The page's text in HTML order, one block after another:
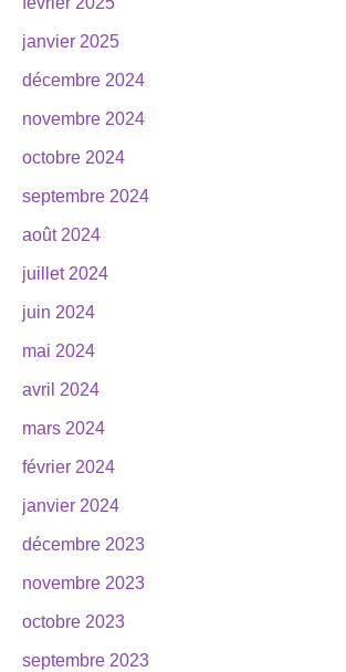
janvier 2025
décembre 2024
novembre 2024
octobre 2024
septembre 2024
août 2024
juillet 2024
juin 2024
mai 2024
avril 2024
mars 2024
février 2024
janvier 2024
décembre 2023
novembre 2023
octobre 2023
septembre 2023